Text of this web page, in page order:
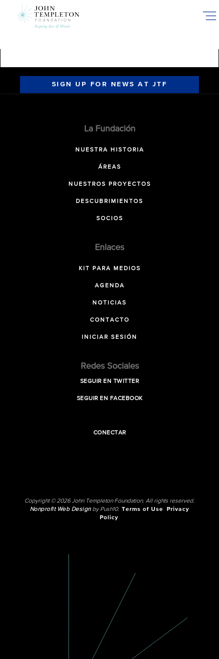
SIGN UP FOR NEWS AT JTF
La Fundación
NUESTRA HISTORIA
ÁREAS
NUESTROS PROYECTOS
DESCUBRIMIENTOS
SOCIOS
Enlaces
KIT PARA MEDIOS
AGENDA
NOTICIAS
CONTACTO
INICIAR SESIÓN
Redes Sociales
SEGUIR EN TWITTER
SEGUIR EN FACEBOOK
CONECTAR
Copyright © 2026 John Templeton Foundation. All rights reserved.
Nonprofit Web Designby Push10. Terms of Use
Privacy
Policy